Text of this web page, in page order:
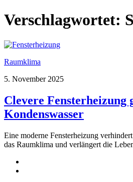
Verschlagwortet:
Raumklima
5. November 2025
Clevere Fensterheizung
Kondenswasser
Eine moderne Fensterheizung
das Raumklima und verlängert die